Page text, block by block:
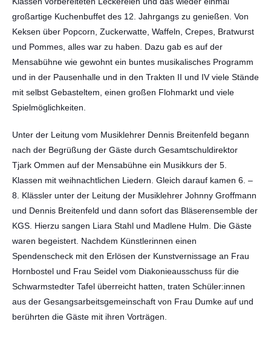
großartige Kuchenbuffet des 12. Jahrgangs zu genießen. Von
Keksen über Popcorn, Zuckerwatte, Waffeln, Crepes, Bratwurst
und Pommes, alles war zu haben. Dazu gab es auf der
Mensabühne wie gewohnt ein buntes musikalisches Programm
und in der Pausenhalle und in den Trakten II und IV viele Stände
mit selbst Gebasteltem, einen großen Flohmarkt und viele
Spielmöglichkeiten.
Unter der Leitung vom Musiklehrer Dennis Breitenfeld begann
nach der Begrüßung der Gäste durch Gesamtschuldirektor
Tjark Ommen auf der Mensabühne ein Musikkurs der 5.
Klassen mit weihnachtlichen Liedern. Gleich darauf kamen 6. –
8. Klässler unter der Leitung der Musiklehrer Johnny Groffmann
und Dennis Breitenfeld und dann sofort das Bläserensemble der
KGS. Hierzu sangen Liara Stahl und Madlene Hulm. Die Gäste
waren begeistert. Nachdem Künstlerinnen einen
Spendenscheck mit den Erlösen der Kunstvernissage an Frau
Hornbostel und Frau Seidel vom Diakonieausschuss für die
Schwarmstedter Tafel überreicht hatten, traten Schüler:innen
aus der Gesangsarbeitsgemeinschaft von Frau Dumke auf und
berührten die Gäste mit ihren Vorträgen.